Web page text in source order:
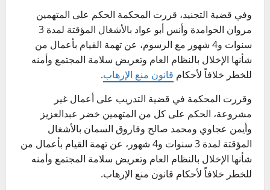
وفي قضية التجنيد، قررت المحكمة الحكم على المتهمين
مروان الحوامدة وأنس أبو عواد بالأشغال المؤقتة لمدة 3
سنوات و4 شهور مع الرسوم، عن تهمة القيام بأعمال من
شأنها الإخلال بالنظام العام وتعريض سلامة المجتمع وأمنه
للخطر خلافاً لأحكام قانون منع الإرهاب.
وقررت المحكمة في قضية التدريب على أعمال غير
مشروعة، الحكم على كل من المتهمين خضر عبدالعزيز
وأيمن عجاوي ومحمد صالح وفاروق السمان بالأشغال
المؤقتة لمدة 3 سنوات و4 شهور، عن تهمة القيام بأعمال من
شأنها الإخلال بالنظام العام وتعريض سلامة المجتمع وأمنه
للخطر خلافاً لأحكام قانون منع الإرهاب.